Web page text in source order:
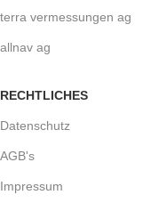
terra vermessungen ag
allnav ag
RECHTLICHES
Datenschutz
AGB's
Impressum